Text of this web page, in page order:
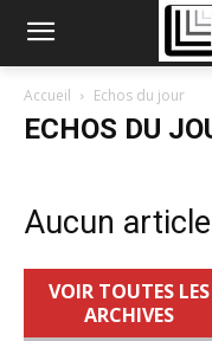
Accueil Echos du jour
ECHOS DU
Aucun
VOIR TOUTES LES
ARCHIVES